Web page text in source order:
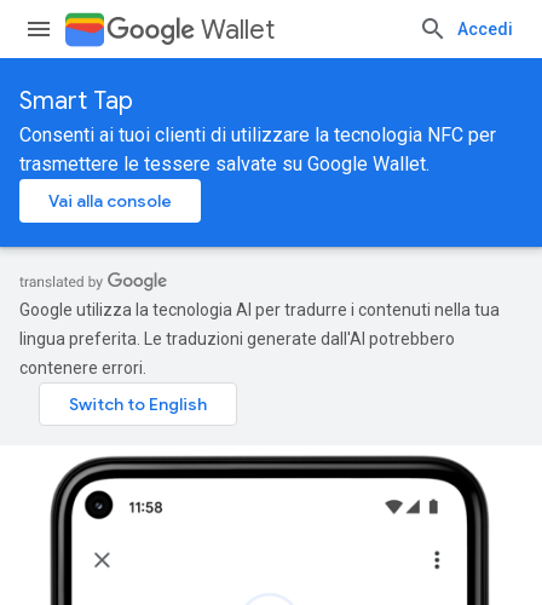
Wallet Accedi
Smart Tap
Consenti ai tuoi clienti di utilizzare la tecnologia NFC per
trasmettere le tessere salvate su Google Wallet.
Vai alla console
Google utilizza la tecnologia AI per tradurre i contenuti nella tua
lingua preferita. Le traduzioni generate dall'AI potrebbero
contenere errori.